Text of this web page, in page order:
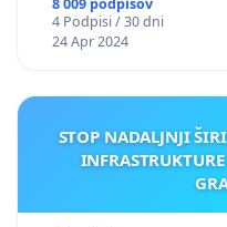
8 009 podpisov
4 Podpisi / 30 dni
24 Apr 2024
STOP NADALJNJI